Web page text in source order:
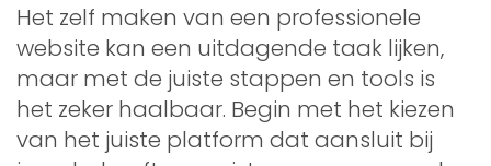
Het zelf maken van een professionele
website kan een uitdagende taak lijken,
maar met de juiste stappen en tools is
het zeker haalbaar. Begin met het kiezen
van het juiste platform dat aansluit bij